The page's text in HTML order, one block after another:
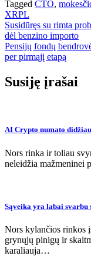
Tagged CTO,
XRPL
Navigacija
tarp
įrašų
Susidūręs su rimta
dėl benzino importo
Pensijų fondų
per pirmąjį etapą
Susiję įrašai
AI Crypto numato
Nors rinka ir toliau
neleidžia mažmeninei
Sąveika yra labai
Nors kylančios rinkos
grynųjų pinigų ir
karaliauja…